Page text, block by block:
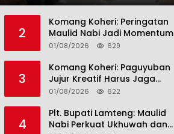
2
Komang Koheri: Peringatan
Maulid Nabi Jadi Momentum
Perkuat Ukhuwah Umat di
01/08/2026 629
3
Komang Koheri: Paguyuban
Jujur Kreatif Harus Jaga
Persatuan untuk Kemajuan
01/08/2026 622
4
Plt. Bupati Lamteng: Maulid
Nabi Perkuat Ukhuwah dan